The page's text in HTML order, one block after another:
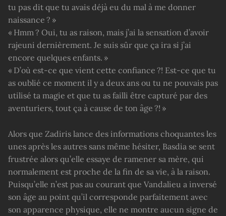
tu pas dit que tu avais déjà eu du mal à me donner
naissance ? »
« Hmm ? Oui, tu as raison, mais j’ai la sensation d’avoir
rajeuni dernièrement. Je suis sûr que ça ira si j’ai
encore quelques enfants. »
« D’où est-ce que vient cette confiance ?! Est-ce que tu
as oublié ce moment il y a deux ans ou tu ne pouvais pas
utilisé ta magie et que tu as failli être capturé par des
aventuriers, tout ça à cause de ton âge ?! »
Alors que Zadiris lance des informations choquantes les
unes après les autres sans même hésiter, Basdia se sent
frustrée alors qu’elle essaye de ramener sa mère, qui
normalement est proche de la fin de sa vie, à la raison.
Puisqu’elle n’est pas au courant que Vandalieu a inversé
son âge au point qu’il corresponde parfaitement avec
son apparence physique, elle ne montre aucun signe de